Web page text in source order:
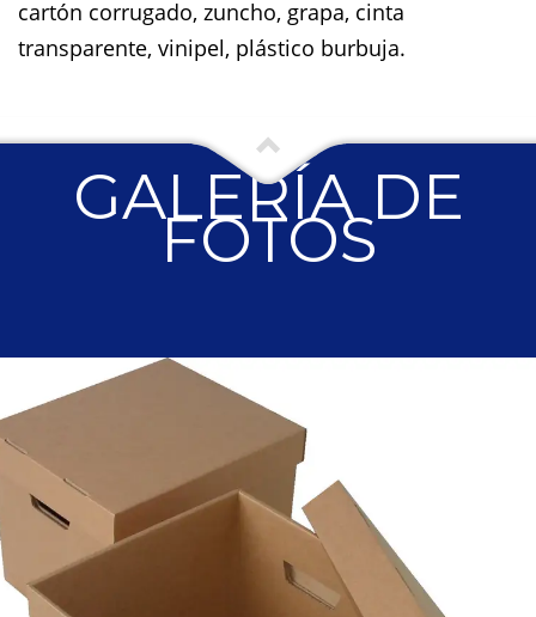
cartón corrugado, zuncho, grapa, cinta
transparente, vinipel, plástico burbuja.
GALERÍA DE
FOTOS